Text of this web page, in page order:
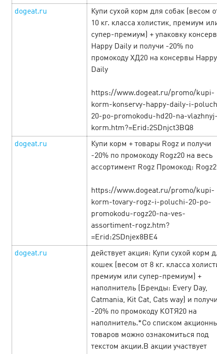
Неделя женских радостей в Cityads!5
С 06.03 по 10.03 в честь самого прекрасного праздника
дарим вам офферы с повышенными ставками, приятные
акции и выгодные промокоды. Смотрите подборку
офферов, чтобы успеть забрать всё! …
dogeat.ru
Купи сухой корм для собак (весом
10 кг. класса холистик, премиум
супер-премиум) + упаковку
Happy Daily и получи -20% по
промокоду ХД20 на консервы Happy
Daily
https://www.dogeat.ru/promo/kupi-
korm-konservy-happy-daily-i-
20-po-promokodu-hd20-na-
korm.htm?=Erid:2SDnjct3BQ8
dogeat.ru
Купи корм + товары Rogz и получи
-20% по промокоду Rogz20 на весь
ассортимент Rogz Промокод:
https://www.dogeat.ru/promo/kupi-
korm-tovary-rogz-i-poluchi-20-po-
promokodu-rogz20-na-ves-
assortiment-rogz.htm?
=Erid:2SDnjex8BE4
dogeat.ru
действует акция: Купи сухой корм
кошек (весом от 8 кг. класса
премиум или супер-премиум) +
наполнитель (Бренды: Every Day,
Catmania, Kit Cat, Cats way) и
-20% по промокоду КОТЯ20 на
наполнитель.*Со списком
товаров можно ознакомиться под
текстом акции.В акции участвует